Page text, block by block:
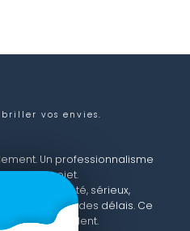
vos envies.
Un professionnalisme
votre projet.
?
Propreté, sérieux,
des devis et des délais. Ce
recommandent.